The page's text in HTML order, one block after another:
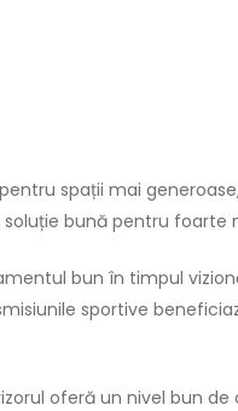
spații mai
bună pentru foarte
bun în timpul
sportive
oferă un nivel bun